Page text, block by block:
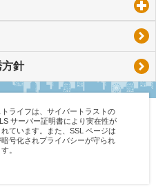
針
トライフは、サイバートラストの
サーバー証明書により実在性が
ています。また、SSL ページは
号化されプライバシーが守られ
。